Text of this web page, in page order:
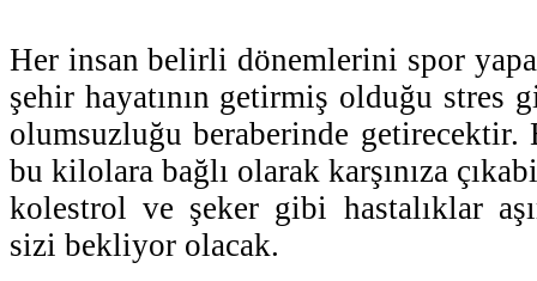
Her insan belirli dönemlerini spor
şehir hayatının getirmiş olduğu stres
olumsuzluğu beraberinde getirecektir.
bu kilolara bağlı olarak karşınıza
kolestrol ve şeker gibi hastalıklar
sizi bekliyor olacak.